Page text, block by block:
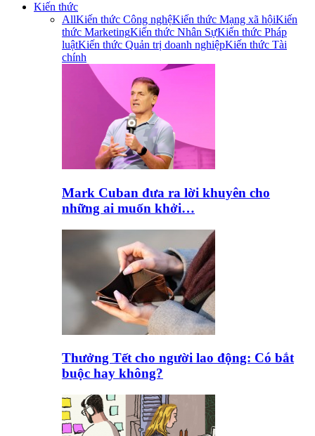
Kiến thức
AllKiến thức Công nghệKiến thức Mạng xã hộiKiến
thức MarketingKiến thức Nhân SựKiến thức Pháp
luậtKiến thức Quản trị doanh nghiệpKiến thức Tài
chính
Mark Cuban đưa ra lời khuyên cho
những ai muốn khởi…
Thưởng Tết cho người lao động: Có bắt
buộc hay không?